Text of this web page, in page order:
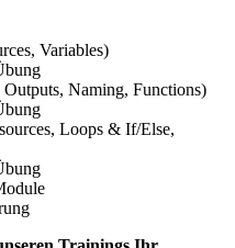
Variables)
Naming, Functions)
Loops & If/Else,